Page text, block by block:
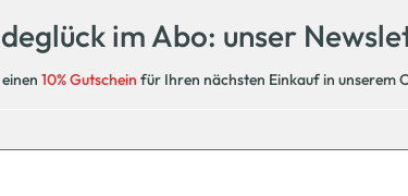
im Abo: unser
10% Gutschein für Ihren nächsten Einkauf in unserem